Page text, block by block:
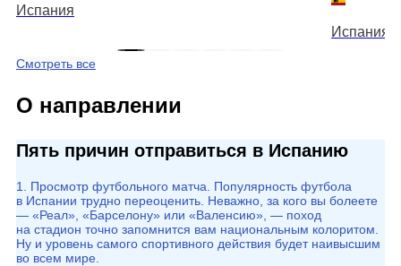
Испания
Испания
Смотреть все
О направлении
Пять причин отправиться в Испанию
1. Просмотр футбольного матча. Популярность футбола
в Испании трудно переоценить. Неважно, за кого вы болеете
— «Реал», «Барселону» или «Валенсию», — поход
на стадион точно запомнится вам национальным колоритом.
Ну и уровень самого спортивного действия будет наивысшим
во всем мире.